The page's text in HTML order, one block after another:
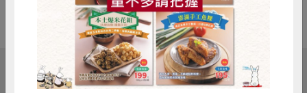
相關活動